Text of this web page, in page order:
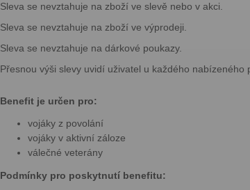
Sleva se nevztahuje na zboží ve slevě nebo v akci.
Sleva se nevztahuje na zboží ve výprodeji.
Sleva se nevztahuje na dárkové poukazy.
Přesnou výši slevy uvidí uživatel u každého
Benefit je určen pro:
vojáky z povolání
vojáky v aktivní záloze
válečné veterány
Podmínky pro poskytnutí benefitu: